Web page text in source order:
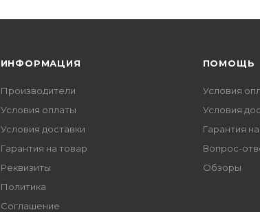
ИНФОРМАЦИЯ
Производители
Условия оплаты
Условия доставки
Гарантия на товар
Реквизиты
Политика
Соглашение
ПОМОЩЬ
Условия
Условия
Гарантия
Вопрос-
Обзоры